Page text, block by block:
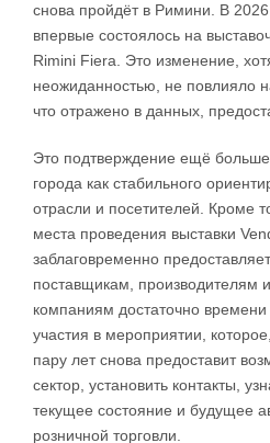
снова пройдёт в Римини. В
впервые состоялось на
Rimini Fiera. Это изменение,
неожиданностью, не повлияло
что отражено в данных,
Это подтверждение ещё больше
города как стабильного
отрасли и посетителей. Кроме
места проведения выставки
заблаговременно
поставщикам, производителям
компаниям достаточно времени
участия в мероприятии,
пару лет снова предоставит
сектор, установить контакты,
текущее состояние и будущее
розничной торговли.